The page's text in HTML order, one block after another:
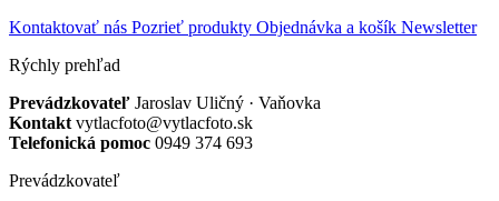
Kontaktovať nás Pozrieť produkty Objednávka a košík Newsletter
Rýchly prehľad
Prevádzkovateľ Jaroslav Uličný · Vaňovka
Kontakt vytlacfoto@vytlacfoto.sk
Telefonická pomoc 0949 374 693
Prevádzkovateľ